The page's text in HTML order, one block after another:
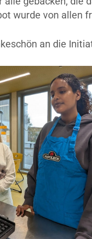
wurde von allen
an die